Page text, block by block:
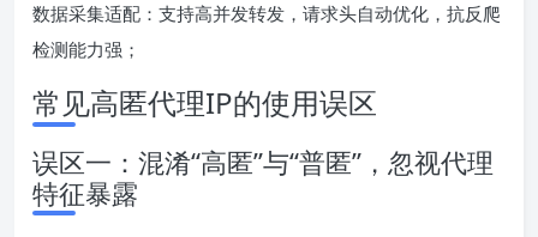
数据采集适配：支持高并发转发，请求头自动优化，抗反爬
检测能力强；
常见高匿代理IP的使用误区
误区一：混淆“高匿”与“普匿”，忽视代理
特征暴露